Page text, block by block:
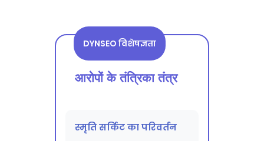
DYNSEO विशेषज्ञता
आरोपों के तंत्रिका तंत्र
स्मृति सर्किट का परिवर्तन